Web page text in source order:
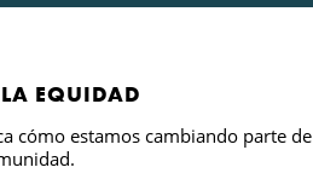
EQUIDAD
cómo estamos cambiando parte de